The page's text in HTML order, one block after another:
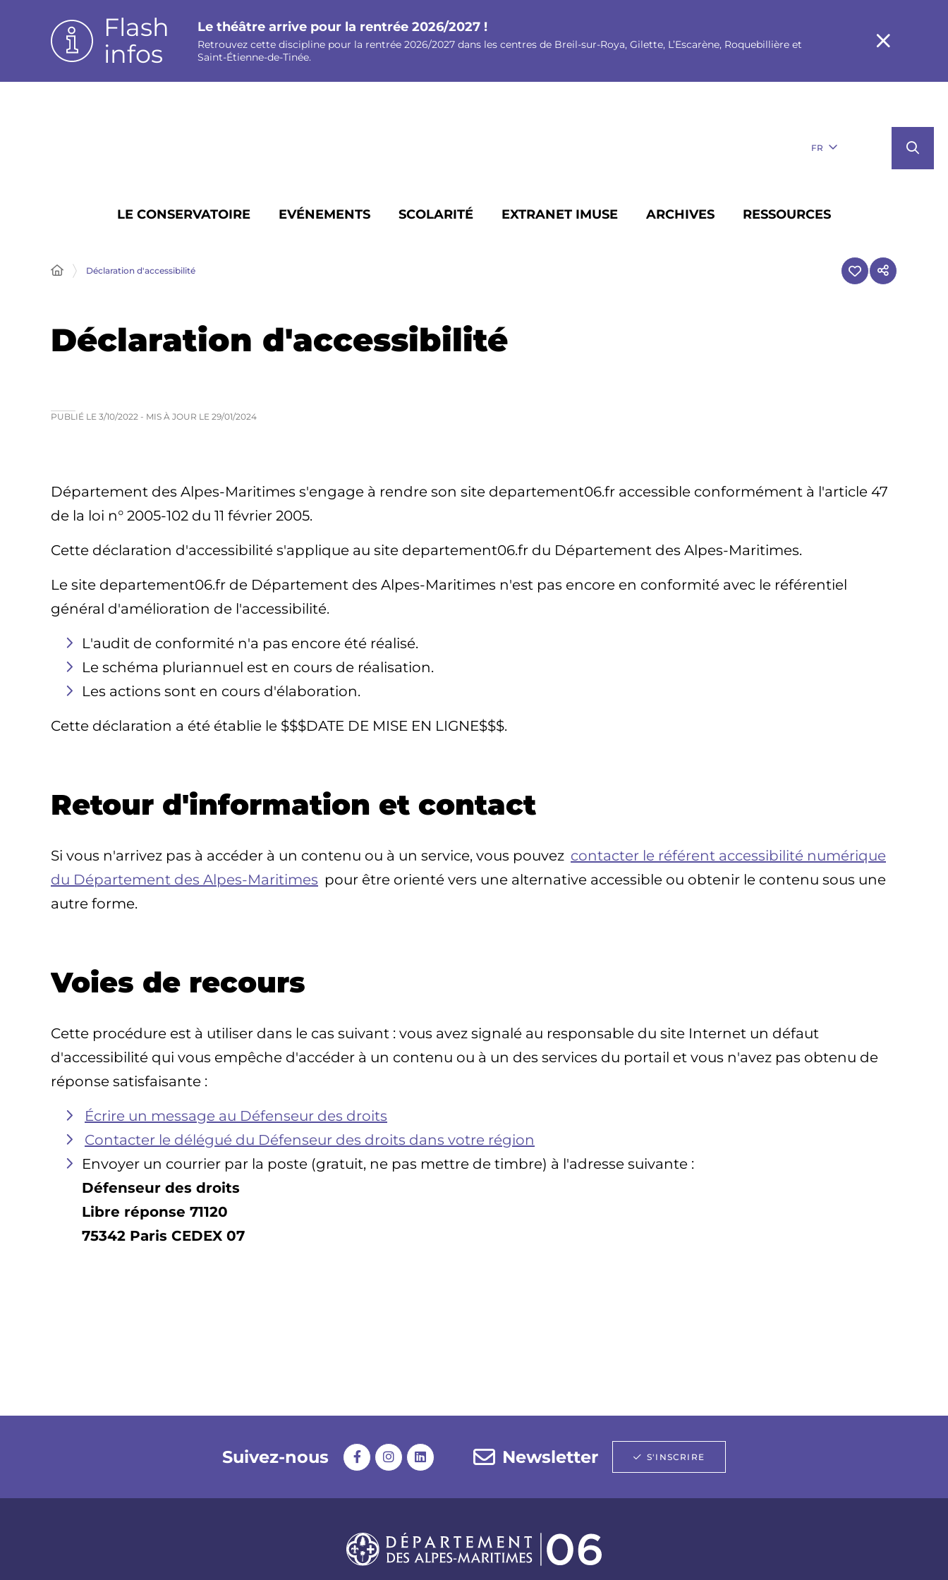
Flash
infos
Le théâtre arrive pour la rentrée 2026/2027 !
Retrouvez cette discipline pour la rentrée 2026/2027 dans les centres de Breil-sur-Roya, Gilette, L’Escarène, Roquebillière et
Saint-Étienne-de-Tinée.
FR
LE CONSERVATOIRE EVÉNEMENTS SCOLARITÉ EXTRANET IMUSE ARCHIVES RESSOURCES
Déclaration d'accessibilité
Déclaration d'accessibilité
PUBLIÉ LE 3/10/2022 - MIS À JOUR LE 29/01/2024
Département des Alpes-Maritimes s'engage à rendre son site departement06.fr accessible conformément à l'article 47
de la loi n° 2005-102 du 11 février 2005.
Cette déclaration d'accessibilité s'applique au site departement06.fr du Département des Alpes-Maritimes.
Le site departement06.fr de Département des Alpes-Maritimes n'est pas encore en conformité avec le référentiel
général d'amélioration de l'accessibilité.
L'audit de conformité n'a pas encore été réalisé.
Le schéma pluriannuel est en cours de réalisation.
Les actions sont en cours d'élaboration.
Cette déclaration a été établie le $$$DATE DE MISE EN LIGNE$$$.
Retour d'information et contact
Si vous n'arrivez pas à accéder à un contenu ou à un service, vous pouvez contacter le référent accessibilité numérique
du Département des Alpes-Maritimes pour être orienté vers une alternative accessible ou obtenir le contenu sous une
autre forme.
Voies de recours
Cette procédure est à utiliser dans le cas suivant : vous avez signalé au responsable du site Internet un défaut
d'accessibilité qui vous empêche d'accéder à un contenu ou à un des services du portail et vous n'avez pas obtenu de
réponse satisfaisante :
Écrire un message au Défenseur des droits
Contacter le délégué du Défenseur des droits dans votre région
Envoyer un courrier par la poste (gratuit, ne pas mettre de timbre) à l'adresse suivante :
Défenseur des droits
Libre réponse 71120
75342 Paris CEDEX 07
Suivez-nous Newsletter S'INSCRIRE